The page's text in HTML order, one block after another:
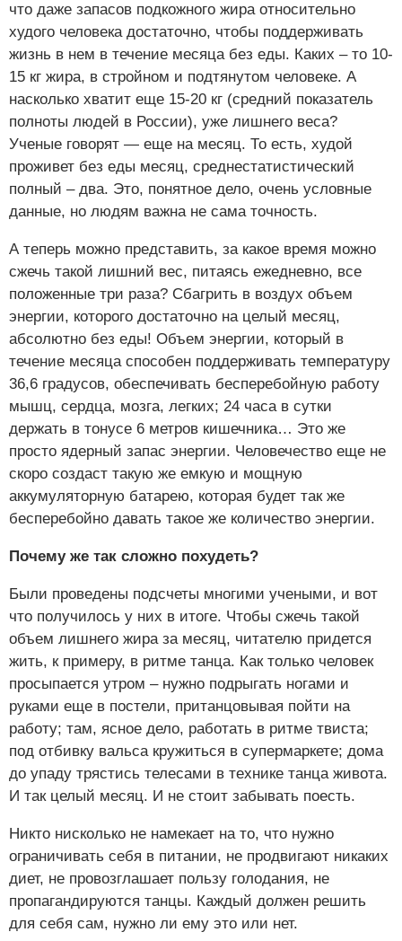
Нравится
что даже запасов подкожного жира относительно
худого человека достаточно, чтобы поддерживать
жизнь в нем в течение месяца без еды. Каких – то 10-
15 кг жира, в стройном и подтянутом человеке. А
насколько хватит еще 15-20 кг (средний показатель
полноты людей в России), уже лишнего веса?
Ученые говорят — еще на месяц. То есть, худой
проживет без еды месяц, среднестатистический
полный – два. Это, понятное дело, очень условные
данные, но людям важна не сама точность.
А теперь можно представить, за какое время можно
сжечь такой лишний вес, питаясь ежедневно, все
положенные три раза? Сбагрить в воздух объем
энергии, которого достаточно на целый месяц,
абсолютно без еды! Объем энергии, который в
течение месяца способен поддерживать температуру
36,6 градусов, обеспечивать бесперебойную работу
мышц, сердца, мозга, легких; 24 часа в сутки
держать в тонусе 6 метров кишечника… Это же
просто ядерный запас энергии. Человечество еще не
скоро создаст такую же емкую и мощную
аккумуляторную батарею, которая будет так же
бесперебойно давать такое же количество энергии.
Почему же так сложно похудеть?
Были проведены подсчеты многими учеными, и вот
что получилось у них в итоге. Чтобы сжечь такой
объем лишнего жира за месяц, читателю придется
жить, к примеру, в ритме танца. Как только человек
просыпается утром – нужно подрыгать ногами и
руками еще в постели, пританцовывая пойти на
работу; там, ясное дело, работать в ритме твиста;
под отбивку вальса кружиться в супермаркете; дома
до упаду трястись телесами в технике танца живота.
И так целый месяц. И не стоит забывать поесть.
Никто нисколько не намекает на то, что нужно
ограничивать себя в питании, не продвигают никаких
диет, не провозглашает пользу голодания, не
пропагандируются танцы. Каждый должен решить
для себя сам, нужно ли ему это или нет.